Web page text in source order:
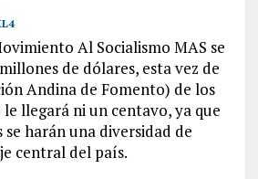
Al Socialismo MAS se
de dólares, esta vez de
Andina de Fomento) de los
le llegará ni un centavo, ya que
se harán una diversidad de
central del país.